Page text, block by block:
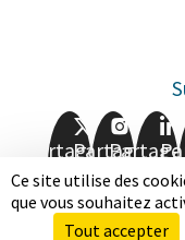
Ce site utilise des
que vous souhaitez
Tout accepter
Partager
sur
Facebook
Partager
sur
Twitter
sur